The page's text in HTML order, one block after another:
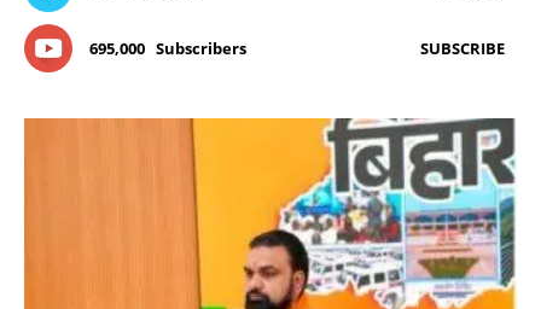
695,000 Subscribers SUBSCRIBE